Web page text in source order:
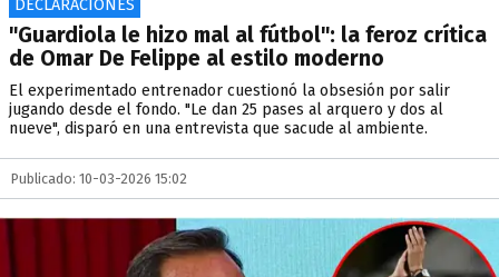
DECLARACIONES
"Guardiola le hizo mal al fútbol": la feroz crítica
de Omar De Felippe al estilo moderno
El experimentado entrenador cuestionó la obsesión por salir
jugando desde el fondo. "Le dan 25 pases al arquero y dos al
nueve", disparó en una entrevista que sacude al ambiente.
Publicado: 10-03-2026 15:02